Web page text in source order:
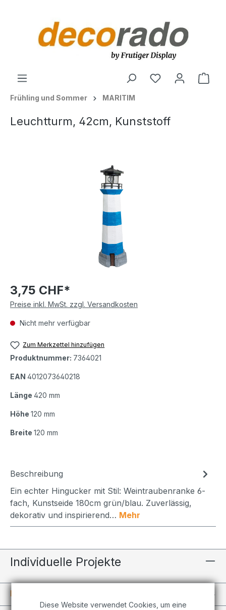
Frühling und Sommer MARITIM
Leuchtturm, 42cm, Kunststoff
3,75 CHF*
Preise inkl. MwSt. zzgl. Versandkosten
Nicht mehr verfügbar
Zum Merkzettel hinzufügen
Produktnummer: 7364021
EAN 4012073640218
Länge 420 mm
Höhe 120 mm
Breite 120 mm
Beschreibung
Ein echter Hingucker mit Stil: Weintraubenranke 6-
fach, Kunstseide 180cm grün/blau. Zuverlässig,
dekorativ und inspirierend… Mehr
Individuelle Projekte
Informationen
Diese Website verwendet Cookies, um eine